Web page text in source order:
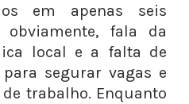
em apenas seis
obviamente, fala da
local e a falta de
segurar vagas e
trabalho. Enquanto